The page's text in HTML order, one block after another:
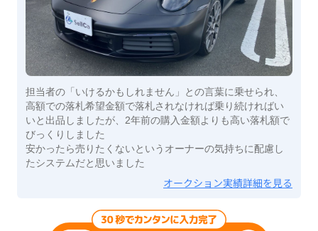
担当者の「いけるかもしれません」との言葉に乗せられ、
高額での落札希望金額で落札されなければ乗り続ければい
いと出品しましたが、2年前の購入金額よりも高い落札額で
びっくりしました
安かったら売りたくないというオーナーの気持ちに配慮し
たシステムだと思いました
オークション実績詳細を見る